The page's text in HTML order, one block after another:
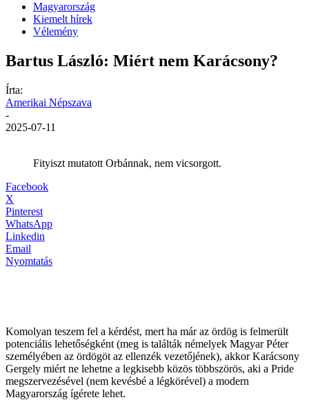
Magyarország
Kiemelt hírek
Vélemény
Bartus László: Miért nem Karácsony?
Írta:
Amerikai Népszava
-
2025-07-11
Fityiszt mutatott Orbánnak, nem vicsorgott.
Facebook
X
Pinterest
WhatsApp
Linkedin
Email
Nyomtatás
Komolyan teszem fel a kérdést, mert ha már az ördög is felmerült
potenciális lehetőségként (meg is találták némelyek Magyar Péter
személyében az ördögöt az ellenzék vezetőjének), akkor Karácsony
Gergely miért ne lehetne a legkisebb közös többszörös, aki a Pride
megszervezésével (nem kevésbé a légkörével) a modern
Magyarország ígérete lehet.